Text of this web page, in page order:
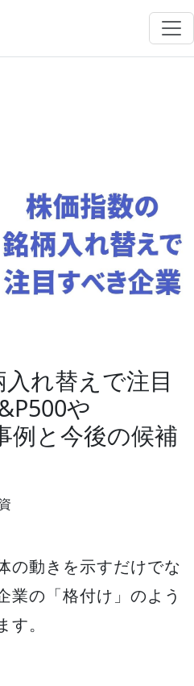
れ替えで注目
や
例と今後の候補
の動きを示すだけでな
業の「格付け」のよう
。